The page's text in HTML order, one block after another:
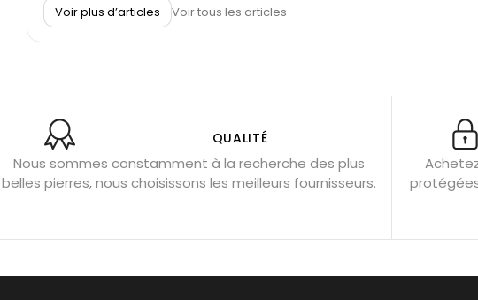
Pierre de lave : propriétés et bienfaits
Obsidienne noire : danger ?
Guide des pierres de protection
Pierres pour les examens
Pierres anti-déprime Mieux gérer ses
Porter l’œil de tigre
Géode d’améthyste géante
Voir plus d’articles Voir tous les articles
QUALITÉ
Nous sommes constamment à la recherche des plus
belles pierres, nous choisissons les meilleurs fournisseurs.